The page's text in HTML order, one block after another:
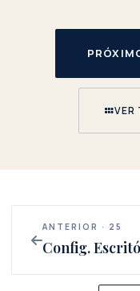
VER
ANTERIOR · 25
Config.